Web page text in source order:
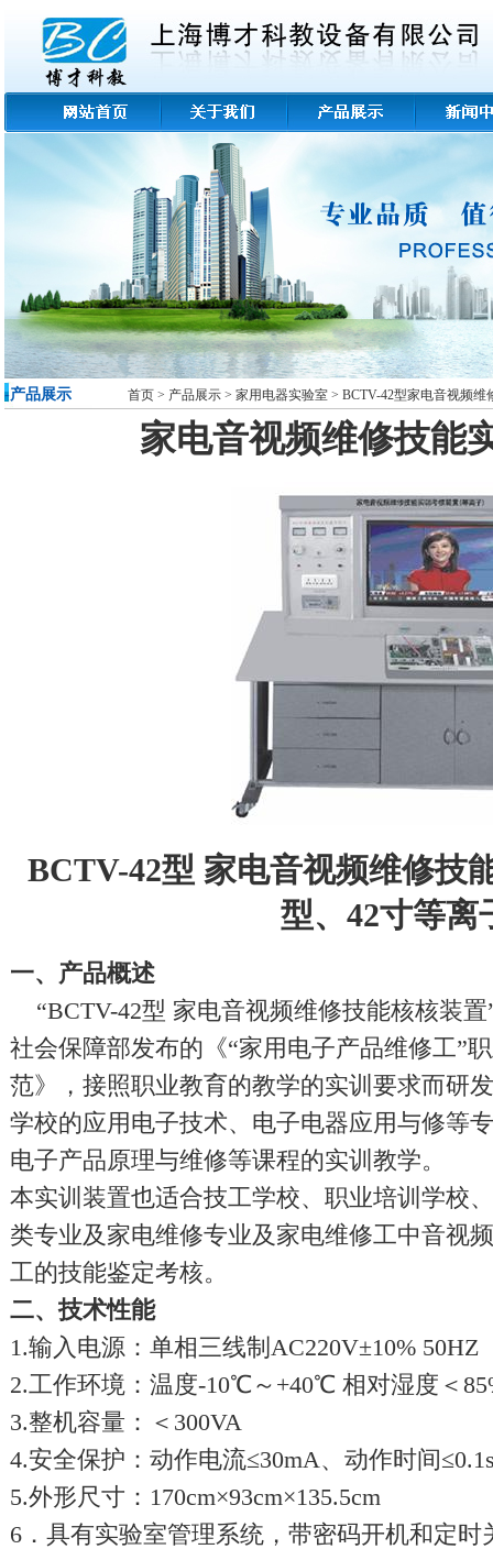
-产品展示 首页 > 产品展示 > 家用电器实验室 > BCTV-42型家电音视频维
家电音视频维修技能
BCTV-42型 家电音视频维修技
型、42寸等离
一、产品概述
“BCTV-42型 家电音视频维修技能核核装置
社会保障部发布的《“家用电子产品维修工”
范》，接照职业教育的教学的实训要求而研
学校的应用电子技术、电子电器应用与修等
电子产品原理与维修等课程的实训教学。
本实训装置也适合技工学校、职业培训学校
类专业及家电维修专业及家电维修工中音视
工的技能鉴定考核。
二、技术性能
1.输入电源：单相三线制AC220V±10% 50HZ
2.工作环境：温度-10℃～+40℃ 相对湿度＜
3.整机容量：＜300VA
4.安全保护：动作电流≤30mA、动作时间
5.外形尺寸：170cm×93cm×135.5cm
6．具有实验室管理系统，带密码开机和定时